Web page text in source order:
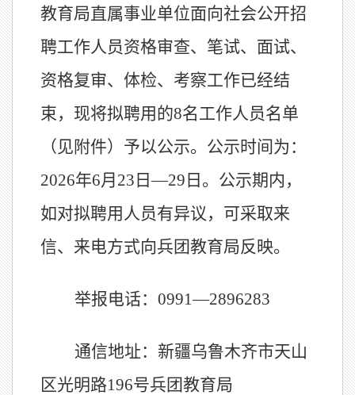
教育局直属事业单位面向社会公开招
聘工作人员资格审查、笔试、面试、
资格复审、体检、考察工作已经结
束，现将拟聘用的8名工作人员名单
（见附件）予以公示。公示时间为：
2026年6月 23 日—29 日。 公示期内，
如对拟聘用人员有异议， 可采取来
信、来电方式向兵团教育局反映。
举报电话： 0991—2896283
通信地址： 新疆乌鲁木齐市天山
区光明路196号兵团教育局